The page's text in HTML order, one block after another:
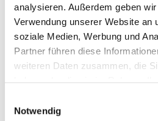
analysieren. Außerdem geben
Verwendung unserer Website an
soziale Medien, Werbung und
Partner führen diese
weiteren Daten zusammen, die
Notwendig
Dies könnte